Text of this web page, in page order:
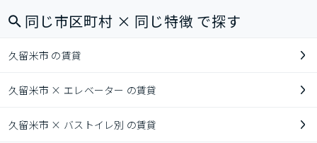
同じ市区町村 × 同じ特徴 で探す
久留米市 の賃貸
久留米市 × エレベーター の賃貸
久留米市 × バストイレ別 の賃貸